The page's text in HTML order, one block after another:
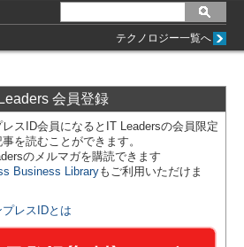
テクノロジー一覧へ
会員登録
スID会員になるとIT Leadersの会員限定
を読むことができます。
のメルマガを購読できます
Business Libraryもご利用いただけま
プレスIDとは